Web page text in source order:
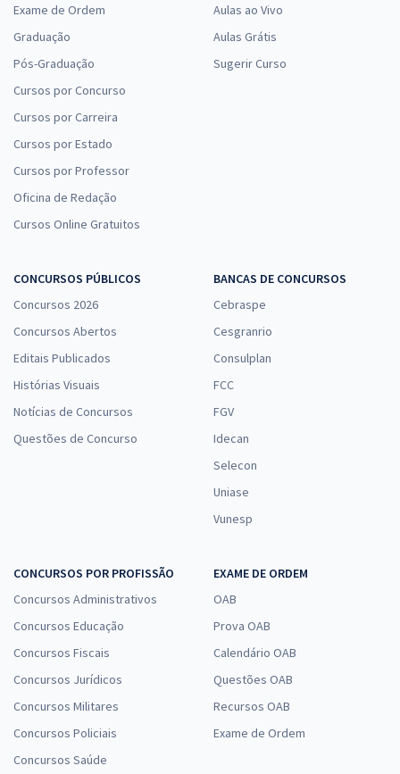
Exame de Ordem
Graduação
Pós-Graduação
Cursos por Concurso
Cursos por Carreira
Cursos por Estado
Cursos por Professor
Oficina de Redação
Cursos Online Gratuitos
Aulas ao Vivo
Aulas Grátis
Sugerir Curso
CONCURSOS PÚBLICOS
Concursos 2026
Concursos Abertos
Editais Publicados
Histórias Visuais
Notícias de Concursos
Questões de Concurso
BANCAS DE CONCURSOS
Cebraspe
Cesgranrio
Consulplan
FCC
FGV
Idecan
Selecon
Uniase
Vunesp
CONCURSOS POR PROFISSÃO
Concursos Administrativos
Concursos Educação
Concursos Fiscais
Concursos Jurídicos
Concursos Militares
Concursos Policiais
Concursos Saúde
EXAME DE ORDEM
OAB
Prova OAB
Calendário OAB
Questões OAB
Recursos OAB
Exame de Ordem